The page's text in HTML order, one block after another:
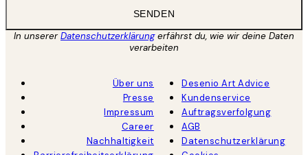
SENDEN
In unsererDatenschutzerklärungerfährst du, wie wir deine Daten
verarbeiten
Über uns
Presse
Impressum
Career
Nachhaltigkeit
Desenio Art Advice
Kundenservice
Auftragsverfolgung
AGB
Datenschutzerklärung